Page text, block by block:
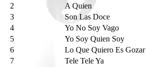
2
A Quien
3
Son Las Doce
4
Yo No Soy Vago
5
Yo Soy Quien Soy
6
Lo Que Quiero Es Gozar
7
Tele Tele Ya